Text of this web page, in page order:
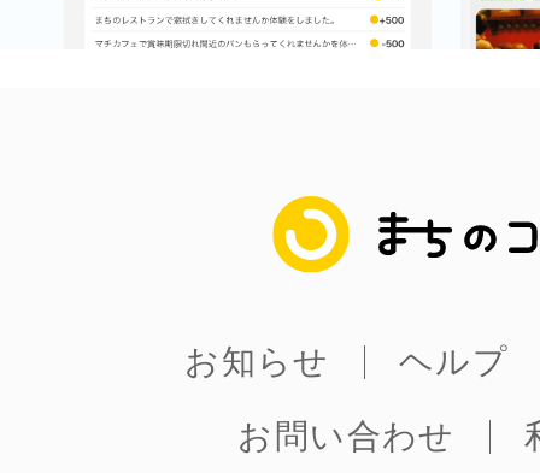
まちのコイン
お知らせ
ヘルプ
お問い合わせ